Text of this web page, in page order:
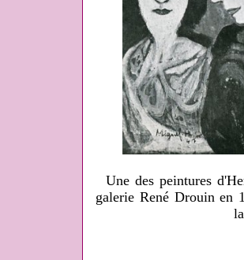
Une des peintures
galerie René Drouin en